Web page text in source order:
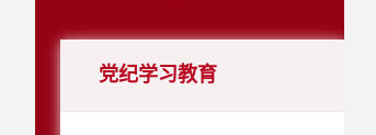
党纪学习教育